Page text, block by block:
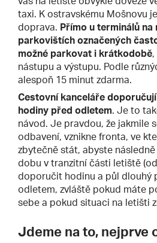
taxi. K ostravskému Mošnovu
doprava. Přímo u terminálů
parkovištích označených
možné parkovat i krátkodobě
nástupu a výstupu. Podle
alespoň 15 minut zdarma.
Cestovní kanceláře
hodiny před odletem. Je to
návod. Je pravdou, že jakmile
odbavení, vznikne fronta, ve
zbytečně stát, abyste
dobu v tranzitní části letiště
doporučit hodinu a půl dlouhý
odletem, zvláště pokud máte
sebe a pokud situaci na letišti
Jdeme na to, nejprve